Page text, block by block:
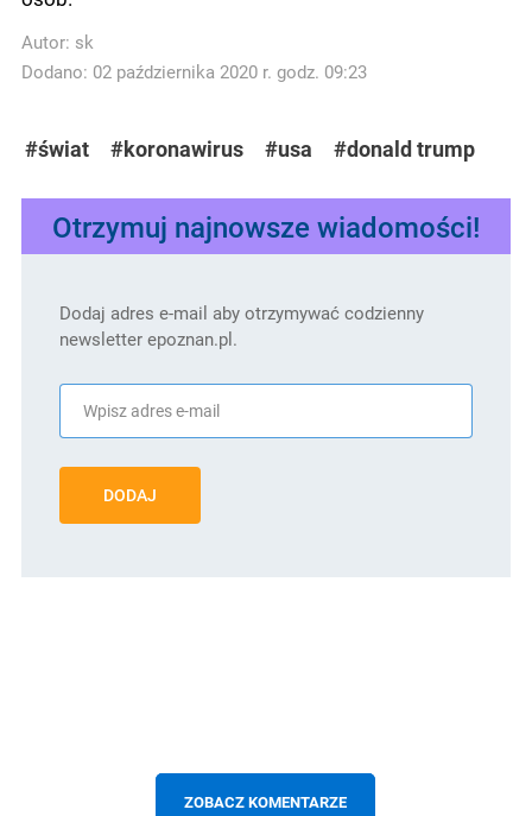
Autor: sk
Dodano: 02 października 2020 r. godz. 09:23
#świat #koronawirus #usa #donald trump
Otrzymuj najnowsze wiadomości!
Dodaj adres e-mail aby otrzymywać codzienny
newsletter epoznan.pl.
DODAJ
ZOBACZ KOMENTARZE